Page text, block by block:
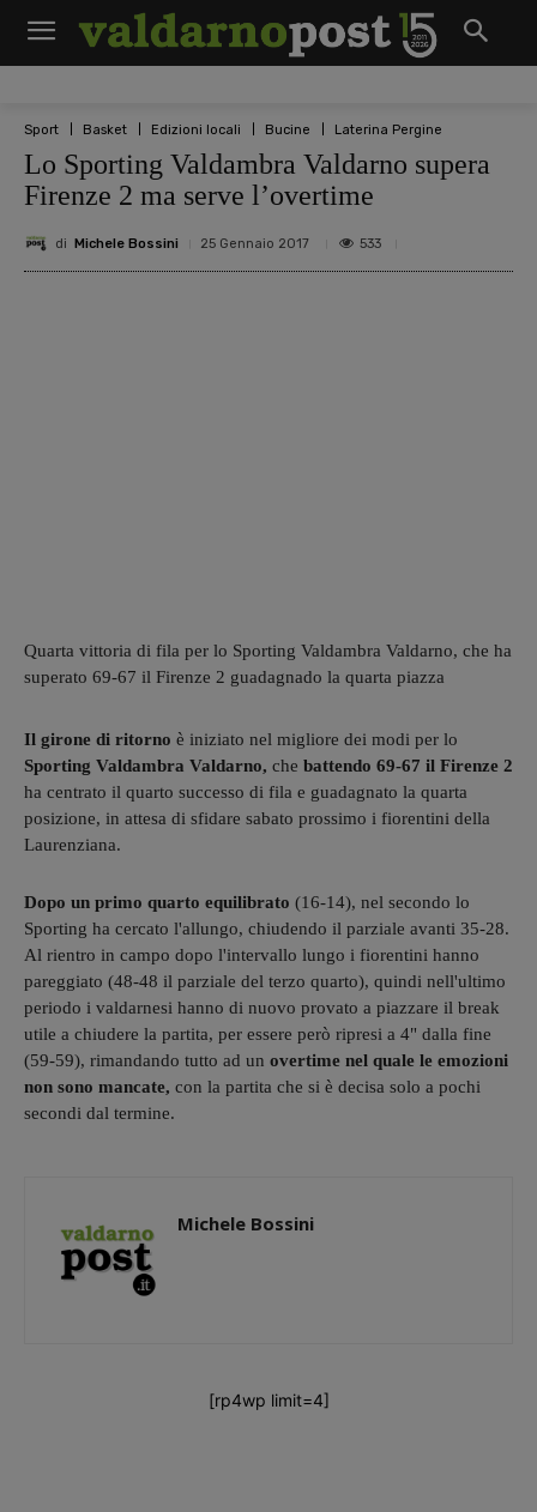
Sport Basket Edizioni locali Bucine Laterina Pergine
Lo Sporting Valdambra Valdarno supera
Firenze 2 ma serve l’overtime
di Michele Bossini 25 Gennaio 2017 533
Quarta vittoria di fila per lo Sporting Valdambra Valdarno, che ha
superato 69-67 il Firenze 2 guadagnado la quarta piazza
Il girone di ritorno è iniziato nel migliore dei modi per lo
Sporting Valdambra Valdarno, che battendo 69-67 il Firenze 2
ha centrato il quarto successo di fila e guadagnato la quarta
posizione, in attesa di sfidare sabato prossimo i fiorentini della
Laurenziana.
Dopo un primo quarto equilibrato (16-14), nel secondo lo
Sporting ha cercato l'allungo, chiudendo il parziale avanti 35-28.
Al rientro in campo dopo l'intervallo lungo i fiorentini hanno
pareggiato (48-48 il parziale del terzo quarto), quindi nell'ultimo
periodo i valdarnesi hanno di nuovo provato a piazzare il break
utile a chiudere la partita, per essere però ripresi a 4" dalla fine
(59-59), rimandando tutto ad un overtime nel quale le emozioni
non sono mancate, con la partita che si è decisa solo a pochi
secondi dal termine.
Michele Bossini
[rp4wp limit=4]